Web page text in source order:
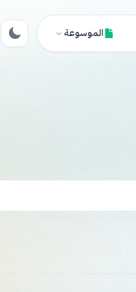
الموسوعة